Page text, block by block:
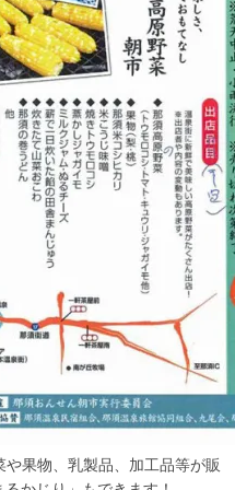
果物、乳製品、加工品等が販